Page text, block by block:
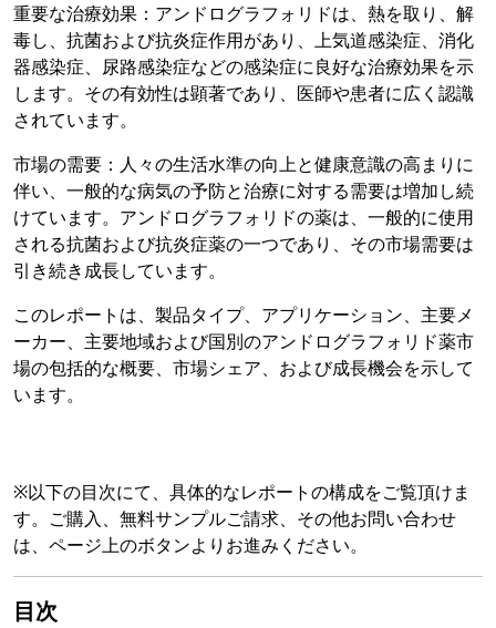
重要な治療効果：アンドログラフォリドは、熱を取り、解
毒し、抗菌および抗炎症作用があり、上気道感染症、消化
器感染症、尿路感染症などの感染症に良好な治療効果を示
します。その有効性は顕著であり、医師や患者に広く認識
されています。
市場の需要：人々の生活水準の向上と健康意識の高まりに
伴い、一般的な病気の予防と治療に対する需要は増加し続
けています。アンドログラフォリドの薬は、一般的に使用
される抗菌および抗炎症薬の一つであり、その市場需要は
引き続き成長しています。
このレポートは、製品タイプ、アプリケーション、主要メ
ーカー、主要地域および国別のアンドログラフォリド薬市
場の包括的な概要、市場シェア、および成長機会を示して
います。
※以下の目次にて、具体的なレポートの構成をご覧頂けま
す。ご購入、無料サンプルご請求、その他お問い合わせ
は、ページ上のボタンよりお進みください。
目次